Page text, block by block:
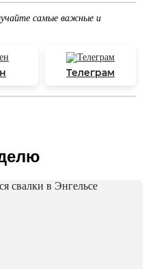
самые важные и
Телеграм